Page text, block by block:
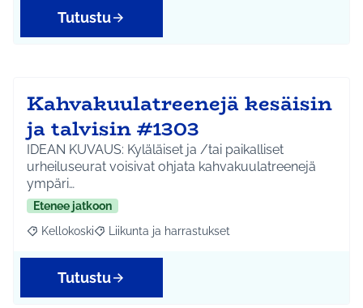
Tutustu
Kahvakuulatreenejä kesäisin
ja talvisin #1303
IDEAN KUVAUS: Kyläläiset ja /tai paikalliset
urheiluseurat voisivat ohjata kahvakuulatreenejä
ympäri…
Etenee jatkoon
Rajaa tulokset aihepiirin mukaan: Kellokoski
Kellokoski Rajaa tulokset teeman mukaan: Liikunta ja
Liikunta ja harrastukset
Tutustu